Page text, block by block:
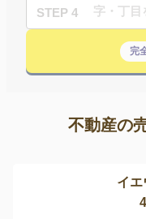
STEP 4
完
不動産の
イエ